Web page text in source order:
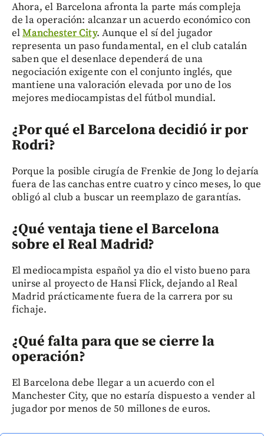
Ahora, el Barcelona afronta la parte más compleja
de la operación: alcanzar un acuerdo económico con
elManchester City. Aunque el sí del jugador
representa un paso fundamental, en el club catalán
saben que el desenlace dependerá de una
negociación exigente con el conjunto inglés, que
mantiene una valoración elevada por uno de los
mejores mediocampistas del fútbol mundial.
¿Por qué el Barcelona decidió ir por
Rodri?
Porque la posible cirugía de Frenkie de Jong lo dejaría
fuera de las canchas entre cuatro y cinco meses, lo que
obligó al club a buscar un reemplazo de garantías.
¿Qué ventaja tiene el Barcelona
sobre el Real Madrid?
El mediocampista español ya dio el visto bueno para
unirse al proyecto de Hansi Flick, dejando al Real
Madrid prácticamente fuera de la carrera por su
fichaje.
¿Qué falta para que se cierre la
operación?
El Barcelona debe llegar a un acuerdo con el
Manchester City, que no estaría dispuesto a vender al
jugador por menos de 50 millones de euros.